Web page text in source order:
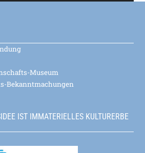
Museum
Bekanntmachungen
IST IMMATERIELLES KULTURERBE